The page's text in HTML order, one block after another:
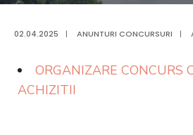
02.04.2025 | ANUNTURI CONCURSURI |
ORGANIZARE CONCURS
ACHIZITII